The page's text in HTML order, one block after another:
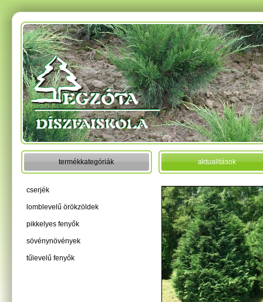
termékkategóriák
cserjék
lomblevelű örökzöldek
pikkelyes fenyők
sövénynövények
tűlevelű fenyők
aktualitások